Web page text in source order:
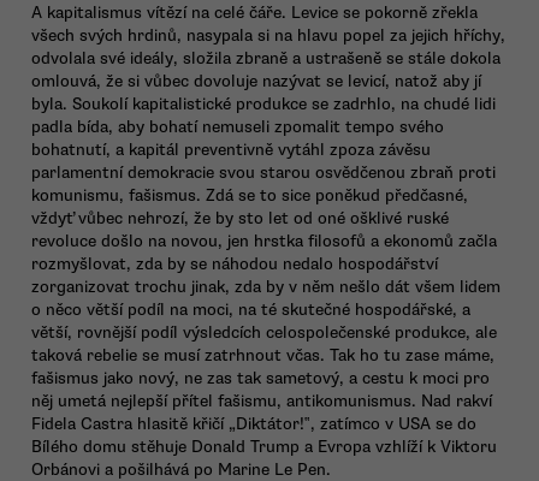
A kapitalismus vítězí na celé čáře. Levice se pokorně zřekla
všech svých hrdinů, nasypala si na hlavu popel za jejich hříchy,
odvolala své ideály, složila zbraně a ustrašeně se stále dokola
omlouvá, že si vůbec dovoluje nazývat se levicí, natož aby jí
byla. Soukolí kapitalistické produkce se zadrhlo, na chudé lidi
padla bída, aby bohatí nemuseli zpomalit tempo svého
bohatnutí, a kapitál preventivně vytáhl zpoza závěsu
parlamentní demokracie svou starou osvědčenou zbraň proti
komunismu, fašismus. Zdá se to sice poněkud předčasné,
vždyť vůbec nehrozí, že by sto let od oné ošklivé ruské
revoluce došlo na novou, jen hrstka filosofů a ekonomů začla
rozmyšlovat, zda by se náhodou nedalo hospodářství
zorganizovat trochu jinak, zda by v něm nešlo dát všem lidem
o něco větší podíl na moci, na té skutečné hospodářské, a
větší, rovnější podíl výsledcích celospolečenské produkce, ale
taková rebelie se musí zatrhnout včas. Tak ho tu zase máme,
fašismus jako nový, ne zas tak sametový, a cestu k moci pro
něj umetá nejlepší přítel fašismu, antikomunismus. Nad rakví
Fidela Castra hlasitě křičí „Diktátor!‟, zatímco v USA se do
Bílého domu stěhuje Donald Trump a Evropa vzhlíží k Viktoru
Orbánovi a pošilhává po Marine Le Pen.